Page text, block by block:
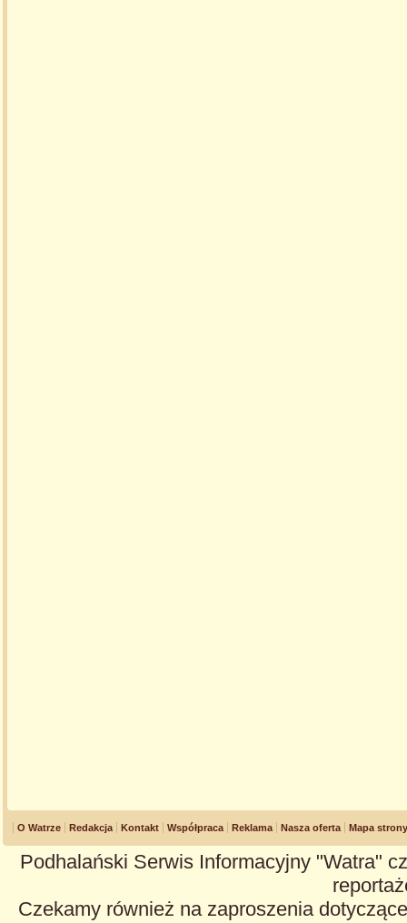
O Watrze Redakcja Kontakt Współpraca Reklama Nasza oferta Mapa strony
Podhalański Serwis Informacyjny "Watra"
Czekamy również na zaproszenia